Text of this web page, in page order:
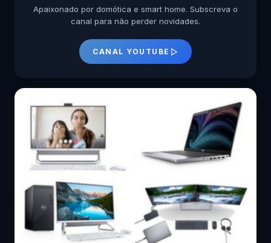
Apaixonado por domótica e smart home. Subscreva o
canal para não perder novidades.
CANAL YOUTUBE